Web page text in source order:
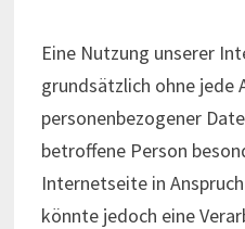
Eine Nutzung unserer
grundsätzlich ohne jede
personenbezogener
betroffene Person
Internetseite in
könnte jedoch eine